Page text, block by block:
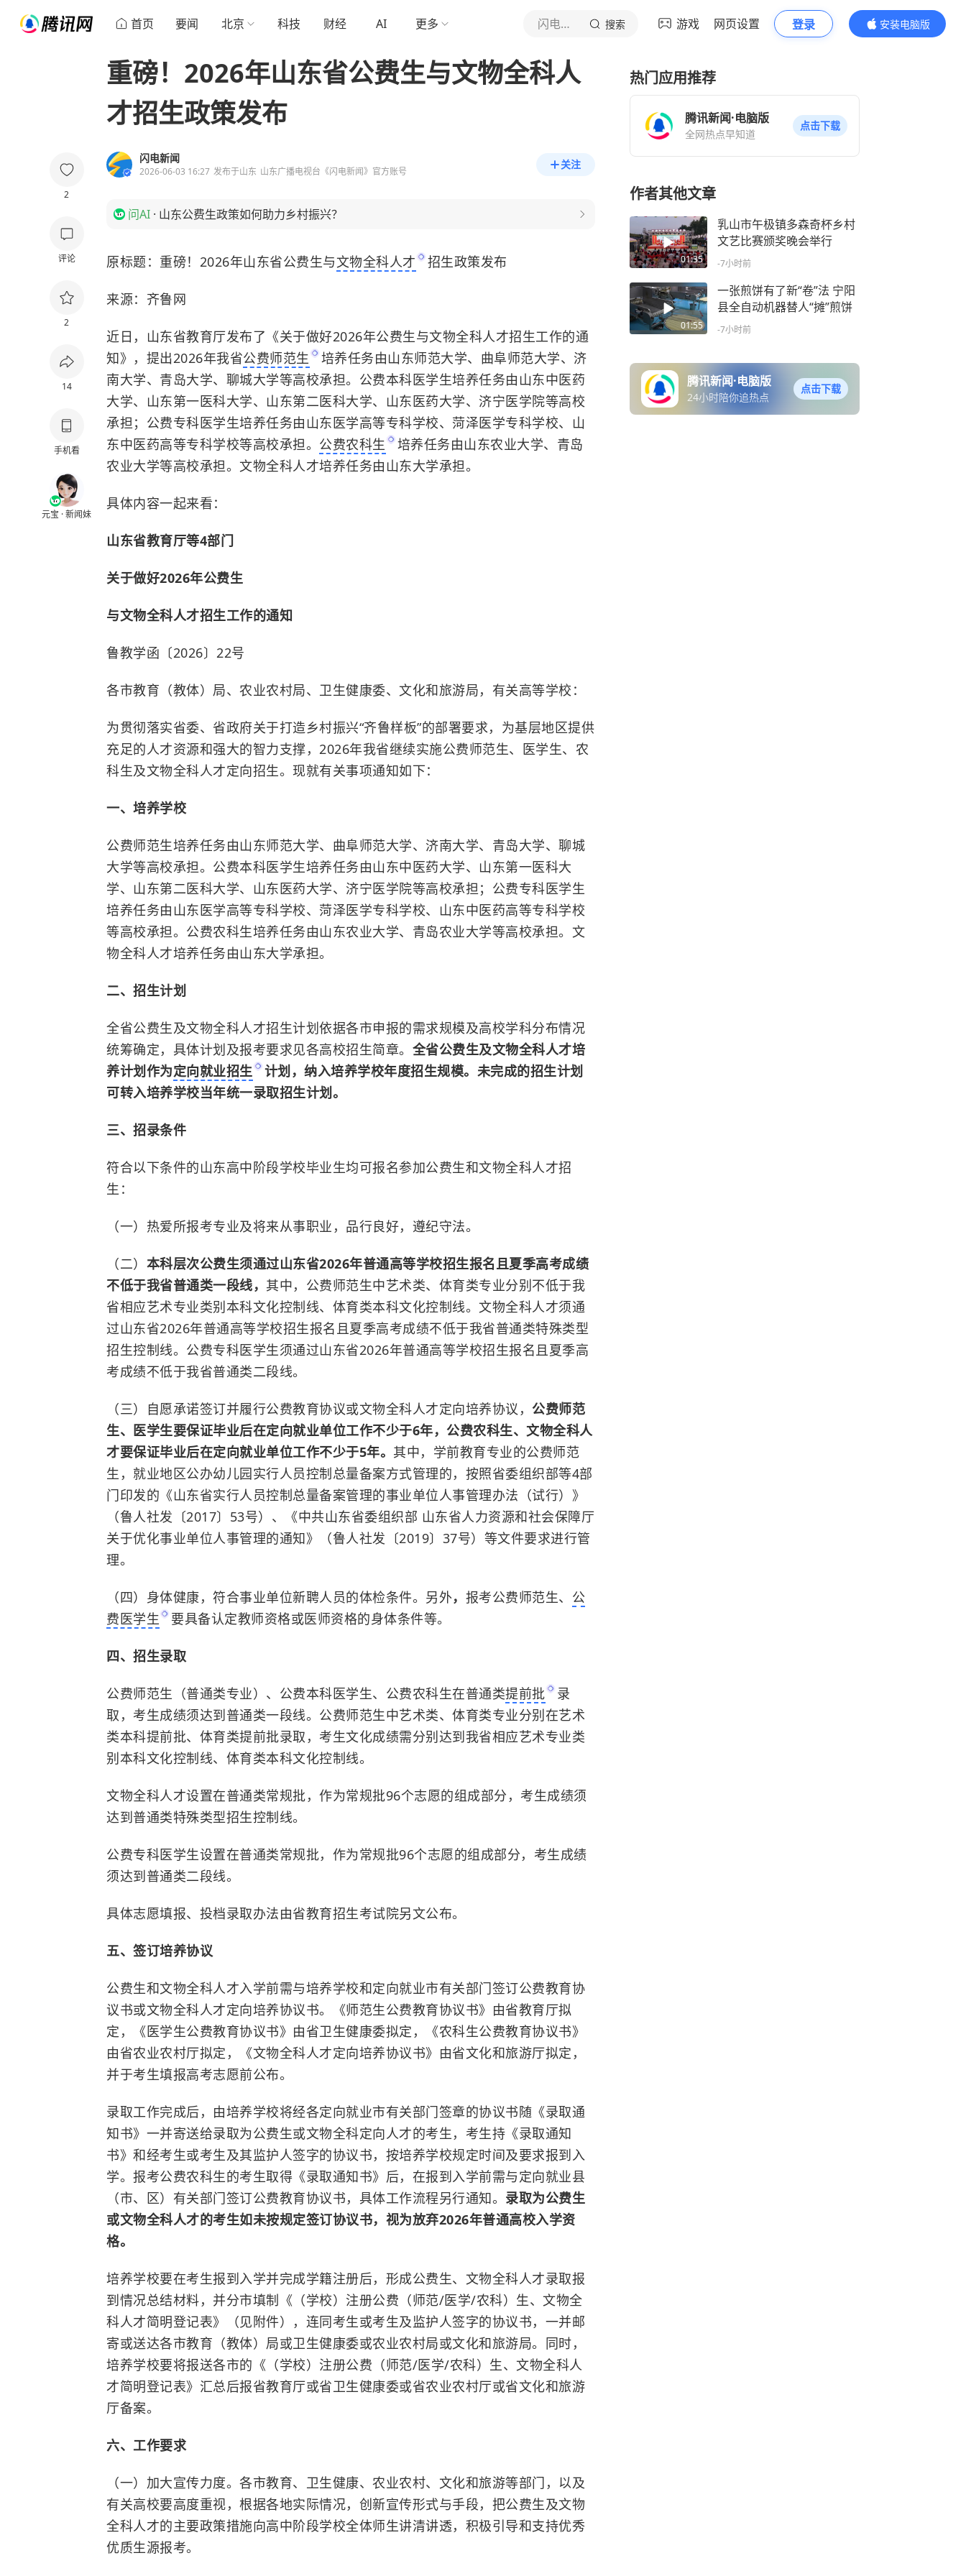
首页 要闻 北京 科技 财经 AI 更多 闪电新闻 搜索 游戏 网页设置 登录
安装电脑版
内容更精彩
2
评论
2
14
手机看
元宝 · 新闻妹
重磅！2026年山东省公费生与文物全科人
才招生政策发布
闪电新闻
2026-06-03 16:27 发布于山东 山东广播电视台《闪电新闻》官方账号
关注
问AI · 山东公费生政策如何助力乡村振兴？
原标题：重磅！2026年山东省公费生与文物全科人才 招生政策发布
来源：齐鲁网
近日，山东省教育厅发布了《关于做好2026年公费生与文物全科人才招生工作的通
知》，提出2026年我省公费师范生
培养任务由山东师范大学、曲阜师范大学、济
南大学、青岛大学、聊城大学等高校承担。公费本科医学生培养任务由山东中医药
大学、山东第一医科大学、山东第二医科大学、山东医药大学、济宁医学院等高校
承担；公费专科医学生培养任务由山东医学高等专科学校、菏泽医学专科学校、山
东中医药高等专科学校等高校承担。 公费农科生
培养任务由山东农业大学、青岛
农业大学等高校承担。文物全科人才培养任务由山东大学承担。
具体内容一起来看：
山东省教育厅等4部门
关于做好2026年公费生
与文物全科人才招生工作的通知
鲁教学函〔2026〕22号
各市教育（教体）局、农业农村局、卫生健康委、文化和旅游局，有关高等学校：
为贯彻落实省委、省政府关于打造乡村振兴“齐鲁样板”的部署要求，为基层地区提供
充足的人才资源和强大的智力支撑，2026年我省继续实施公费师范生、医学生、农
科生及文物全科人才定向招生。现就有关事项通知如下：
一、培养学校
公费师范生培养任务由山东师范大学、曲阜师范大学、济南大学、青岛大学、聊城
大学等高校承担。公费本科医学生培养任务由山东中医药大学、山东第一医科大
学、山东第二医科大学、山东医药大学、济宁医学院等高校承担；公费专科医学生
培养任务由山东医学高等专科学校、菏泽医学专科学校、山东中医药高等专科学校
等高校承担。公费农科生培养任务由山东农业大学、青岛农业大学等高校承担。文
物全科人才培养任务由山东大学承担。
二、招生计划
全省公费生及文物全科人才招生计划依据各市申报的需求规模及高校学科分布情况
统筹确定，具体计划及报考要求见各高校招生简章。 全省公费生及文物全科人才培
养计划作为定向就业招生
计划，纳入培养学校年度招生规模。未完成的招生计划
可转入培养学校当年统一录取招生计划。
三、招录条件
符合以下条件的山东高中阶段学校毕业生均可报名参加公费生和文物全科人才招
生：
（一）热爱所报考专业及将来从事职业，品行良好，遵纪守法。
（二） 本科层次公费生须通过山东省2026年普通高等学校招生报名且夏季高考成绩
不低于我省普通类一段线， 其中，公费师范生中艺术类、体育类专业分别不低于我
省相应艺术专业类别本科文化控制线、体育类本科文化控制线。文物全科人才须通
过山东省2026年普通高等学校招生报名且夏季高考成绩不低于我省普通类特殊类型
招生控制线。公费专科医学生须通过山东省2026年普通高等学校招生报名且夏季高
考成绩不低于我省普通类二段线。
（三）自愿承诺签订并履行公费教育协议或文物全科人才定向培养协议， 公费师范
生、医学生要保证毕业后在定向就业单位工作不少于6年，公费农科生、文物全科人
才要保证毕业后在定向就业单位工作不少于5年。 其中， 学前教育专业的公费师范
生，就业地区公办幼儿园实行人员控制总量备案方式管理的，按照省委组织部等4部
门印发的《山东省实行人员控制总量备案管理的事业单位人事管理办法（试行）》
（鲁人社发〔2017〕53号）、《中共山东省委组织部 山东省人力资源和社会保障厅
关于优化事业单位人事管理的通知》（鲁人社发〔2019〕37号）等文件要求进行管
理。
（四）身体健康，符合事业单位新聘人员的体检条件。另外， 报考公费师范生、 公
费医学生
要具备认定教师资格或医师资格的身体条件等。
四、招生录取
公费师范生（普通类专业）、公费本科医学生、公费农科生在普通类提前批
录
取，考生成绩须达到普通类一段线。公费师范生中艺术类、体育类专业分别在艺术
类本科提前批、体育类提前批录取，考生文化成绩需分别达到我省相应艺术专业类
别本科文化控制线、体育类本科文化控制线。
文物全科人才设置在普通类常规批，作为常规批96个志愿的组成部分，考生成绩须
达到普通类特殊类型招生控制线。
公费专科医学生设置在普通类常规批，作为常规批96个志愿的组成部分，考生成绩
须达到普通类二段线。
具体志愿填报、投档录取办法由省教育招生考试院另文公布。
五、签订培养协议
公费生和文物全科人才入学前需与培养学校和定向就业市有关部门签订公费教育协
议书或文物全科人才定向培养协议书。《师范生公费教育协议书》由省教育厅拟
定，《医学生公费教育协议书》由省卫生健康委拟定，《农科生公费教育协议书》
由省农业农村厅拟定，《文物全科人才定向培养协议书》由省文化和旅游厅拟定，
并于考生填报高考志愿前公布。
录取工作完成后，由培养学校将经各定向就业市有关部门签章的协议书随《录取通
知书》一并寄送给录取为公费生或文物全科定向人才的考生，考生持《录取通知
书》和经考生或考生及其监护人签字的协议书，按培养学校规定时间及要求报到入
学。报考公费农科生的考生取得《录取通知书》后，在报到入学前需与定向就业县
（市、区）有关部门签订公费教育协议书，具体工作流程另行通知。 录取为公费生
或文物全科人才的考生如未按规定签订协议书，视为放弃2026年普通高校入学资
格。
培养学校要在考生报到入学并完成学籍注册后，形成公费生、文物全科人才录取报
到情况总结材料，并分市填制《（学校）注册公费（师范/医学/农科）生、文物全
科人才简明登记表》（见附件），连同考生或考生及监护人签字的协议书，一并邮
寄或送达各市教育（教体）局或卫生健康委或农业农村局或文化和旅游局。同时，
培养学校要将报送各市的《（学校）注册公费（师范/医学/农科）生、文物全科人
才简明登记表》汇总后报省教育厅或省卫生健康委或省农业农村厅或省文化和旅游
厅备案。
六、工作要求
（一） 加大宣传力度。各市教育、卫生健康、农业农村、文化和旅游等部门，以及
有关高校要高度重视，根据各地实际情况，创新宣传形式与手段，把公费生及文物
全科人才的主要政策措施向高中阶段学校全体师生讲清讲透，积极引导和支持优秀
优质生源报考。
热门应用推荐
腾讯新闻·电脑版
全网热点早知道
点击下载
作者其他文章
01:35
乳山市午极镇多森奇杯乡村
文艺比赛颁奖晚会举行
-7小时前
01:55
一张煎饼有了新“卷”法 宁阳
县全自动机器替人“摊”煎饼
-7小时前
腾讯新闻·电脑版
24小时陪你追热点
点击下载